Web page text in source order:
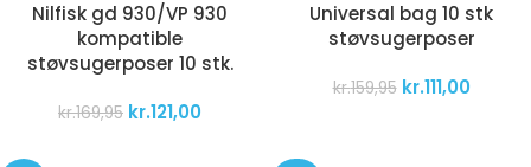
Nilfisk gd 930/VP 930
kompatible
støvsugerposer 10 stk.
kr.169,95 kr.121,00
Universal bag 10 stk
støvsugerposer
kr.159,95 kr.111,00